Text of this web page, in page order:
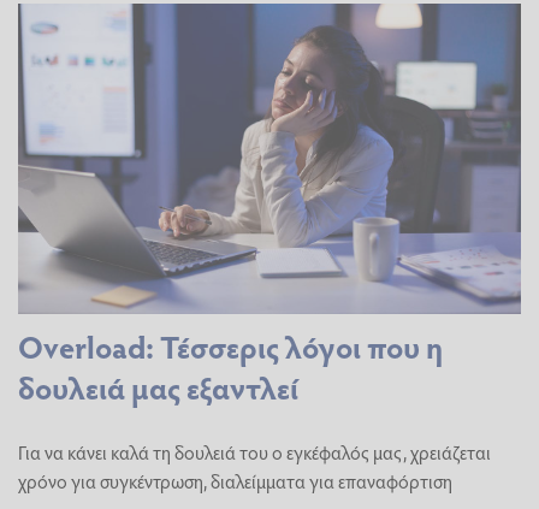
Overload: Τέσσερις λόγοι που η
δουλειά μας εξαντλεί
Για να κάνει καλά τη δουλειά του ο εγκέφαλός μας, χρειάζεται
χρόνο για συγκέντρωση, διαλείμματα για επαναφόρτιση